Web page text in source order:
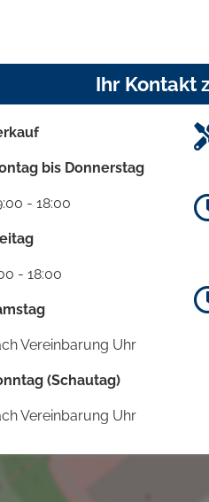
Ihr Kontakt
bis Donnerstag
- 18:00
- 18:00
Vereinbarung Uhr
(Schautag)
Vereinbarung Uhr